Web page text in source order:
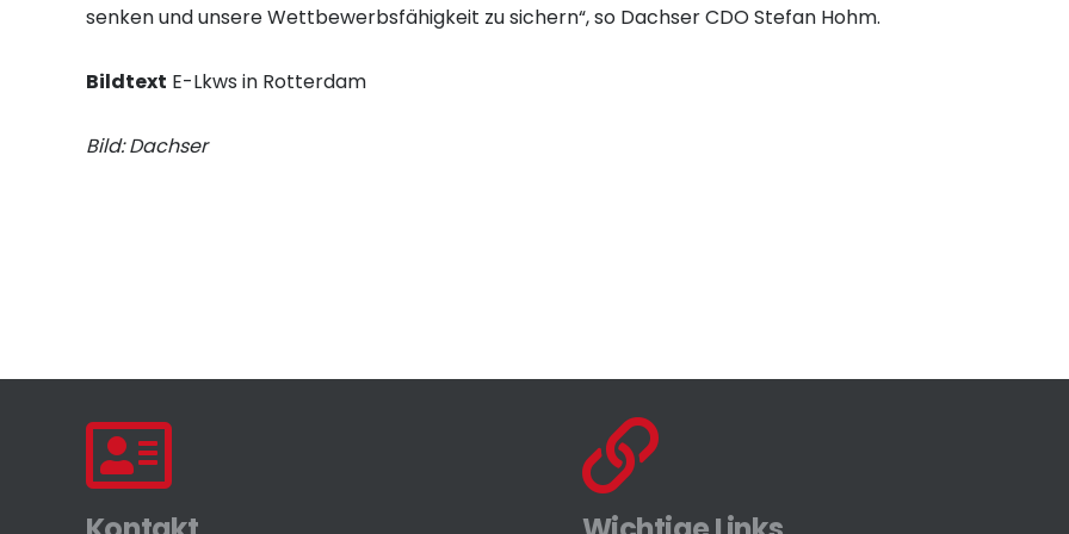
senken und unsere Wettbewerbsfähigkeit zu sichern“, so Dachser CDO Stefan Hohm.
Bildtext E-Lkws in Rotterdam
Bild: Dachser